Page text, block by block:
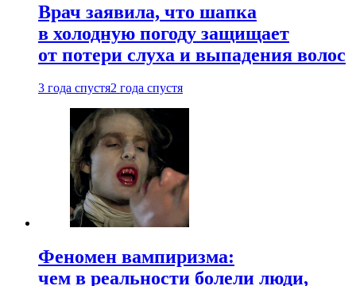
Врач заявила, что шапка
в холодную погоду защищает
от потери слуха и выпадения волос
3 года спустя2 года спустя
Феномен вампиризма:
чем в реальности болели люди,